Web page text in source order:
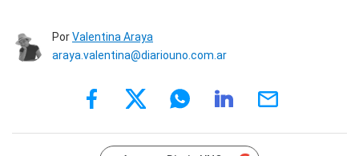
PorValentina Araya
araya.valentina@diariouno.com.ar